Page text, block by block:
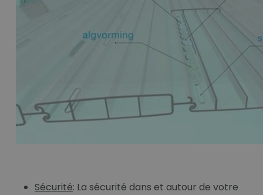
Sécurité: La sécurité dans et autour de votre